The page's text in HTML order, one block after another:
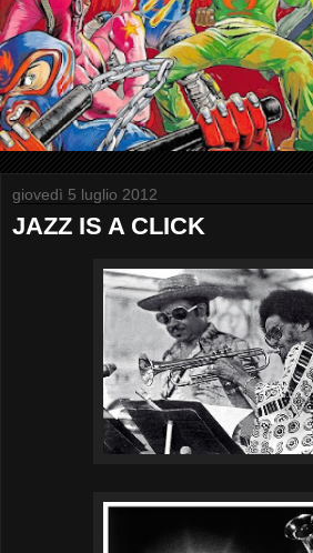
giovedì 5 luglio 2012
JAZZ IS A CLICK